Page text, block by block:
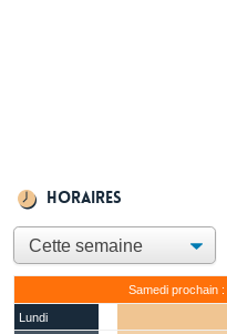
Horaires
Samedi prochain :
Lundi